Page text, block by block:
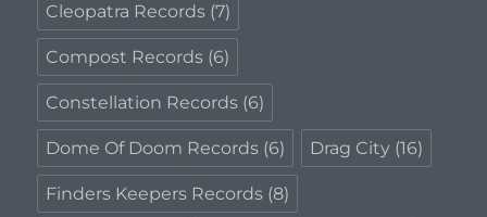
Cleopatra Records (7)
Compost Records (6)
Constellation Records (6)
Dome Of Doom Records (6) Drag City (16)
Finders Keepers Records (8)